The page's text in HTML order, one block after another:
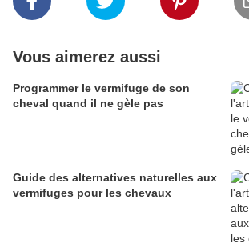
Vous aimerez aussi
Programmer le vermifuge de son
cheval quand il ne gèle pas
Guide des alternatives naturelles aux
vermifuges pour les chevaux